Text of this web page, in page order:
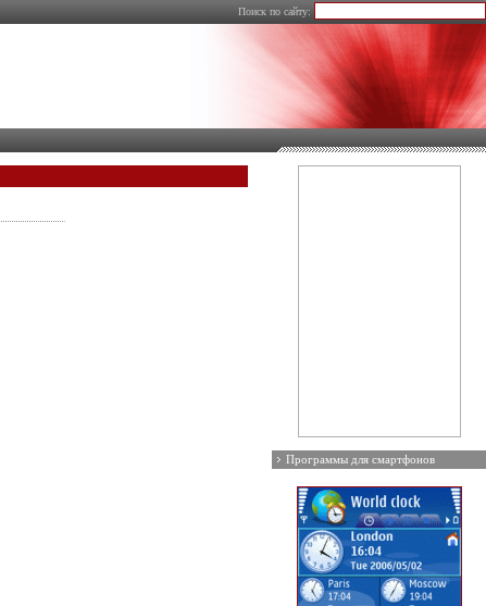
Поиск по сайту:
Программы для смартфонов